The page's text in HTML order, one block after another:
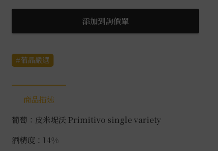
沃
特
皮
米
堤
酒
數
添加到詢價單
葡晶嚴選
商品描述
葡萄：皮米堤沃 Primitivo single variety
酒精度：14%